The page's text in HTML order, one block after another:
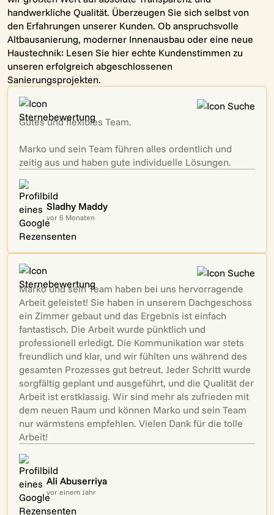
handwerkliche Qualität. Überzeugen Sie sich selbst von
den Erfahrungen unserer Kunden. Ob anspruchsvolle
Altbausanierung, moderner Innenausbau oder eine neue
Haustechnik: Lesen Sie hier echte Kundenstimmen zu
unseren erfolgreich abgeschlossenen
Sanierungsprojekten.
Gutes und flexibles Team.
Marko und sein Team führen alles ordentlich und
zeitig aus und haben gute individuelle Lösungen.
Sladhy Maddy
vor 6 Monaten
Marko und sein Team haben bei uns hervorragende
Arbeit geleistet! Sie haben in unserem Dachgeschoss
ein Zimmer gebaut und das Ergebnis ist einfach
fantastisch. Die Arbeit wurde pünktlich und
professionell erledigt. Die Kommunikation war stets
freundlich und klar, und wir fühlten uns während des
gesamten Prozesses gut betreut. Jeder Schritt wurde
sorgfältig geplant und ausgeführt, und die Qualität der
Arbeit ist erstklassig. Wir sind mehr als zufrieden mit
dem neuen Raum und können Marko und sein Team
nur wärmstens empfehlen. Vielen Dank für die tolle
Arbeit!
Ali Abuserriya
vor einem Jahr